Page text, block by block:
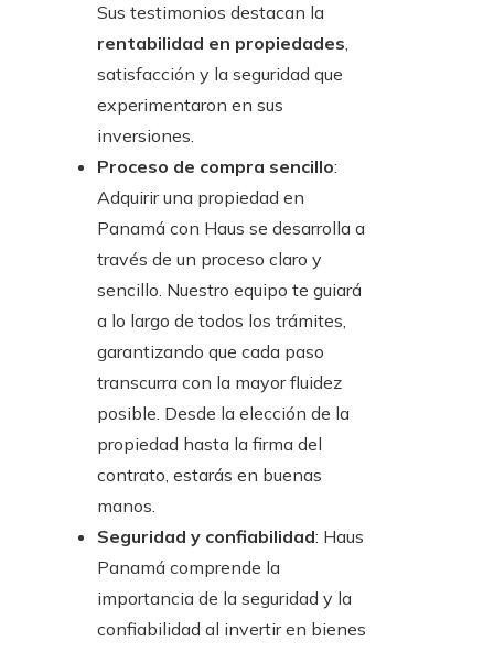
Sus testimonios destacan la
rentabilidad en propiedades
satisfacción y la seguridad que
experimentaron en sus
inversiones.
Proceso de compra sencillo:
Adquirir una propiedad en
Panamá con Haus se desarrolla a
través de un proceso claro y
sencillo. Nuestro equipo te guiará
a lo largo de todos los trámites,
garantizando que cada paso
transcurra con la mayor fluidez
posible. Desde la elección de la
propiedad hasta la firma del
contrato, estarás en buenas
manos.
Seguridad y confiabilidad: Haus
Panamá comprende la
importancia de la seguridad y la
confiabilidad al invertir en bienes